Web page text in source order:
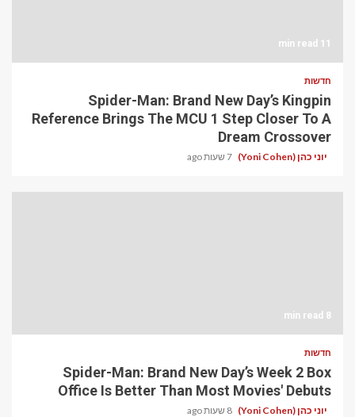
11 min read
חדשות
Spider-Man: Brand New Day’s Kingpin
Reference Brings The MCU 1 Step Closer To A
Dream Crossover
יוני כהן (Yoni Cohen) 7 שעות ago
8 min read
חדשות
Spider-Man: Brand New Day’s Week 2 Box
Office Is Better Than Most Movies' Debuts
יוני כהן (Yoni Cohen) 8 שעות ago